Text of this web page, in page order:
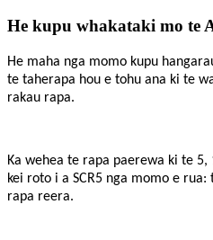
He kupu whakataki mo te
He maha nga momo kupu
te taherapa hou e tohu ana ki te
rakau rapa.
Ka wehea te rapa paerewa ki te
kei roto i a SCR5 nga momo e
rapa reera.